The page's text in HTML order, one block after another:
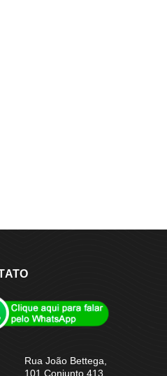
Rua João Bettega,
101 Conjunto 413